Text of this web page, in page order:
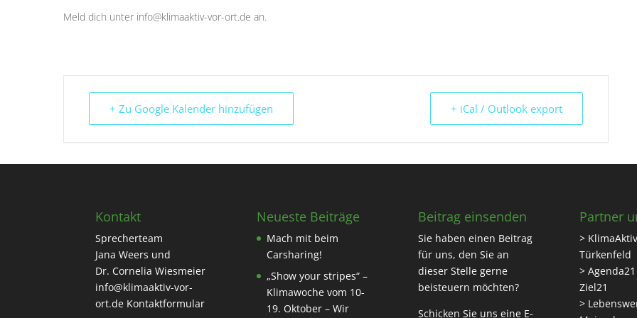
Meld dich unter info@klimaaktiv-vor-ort.de an.
+ Zu Google Kalender hinzufügen + iCal / Outlook export
Kontakt
Sprecherteam
Jana Weers und
Dr. Cornelia Wiesmeier
info@klimaaktiv-vor-
ort.de Kontaktformular
Neueste Beiträge
Mach mit beim
Carsharing!
„Show your stripes“ –
Klimawoche vom 10-
19. Oktober – Wir
Beitrag einsenden
Sie haben einen Beitrag
für uns, den Sie an
dieser Stelle gerne
beisteuern möchten?
Schicken Sie uns eine E-
Partner
>
Türkenfeld
> Agenda21
Ziel21
>